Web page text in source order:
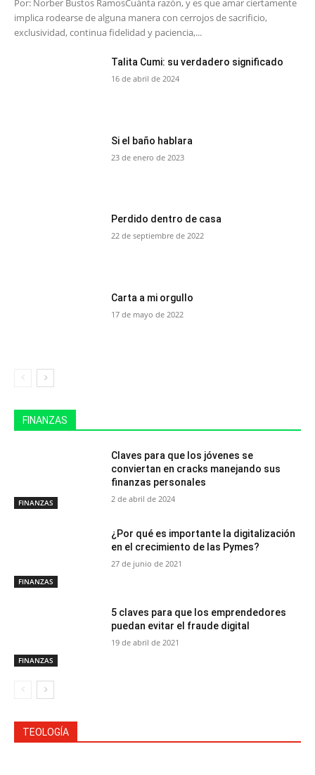
Por: Norber Bustos RamosCuánta razón, y es que amar ciertamente
implica rodearse de alguna manera con cerrojos de sacrificio,
exclusividad, continua fidelidad y paciencia,...
Talita Cumi: su verdadero significado
16 de abril de 2024
Si el baño hablara
23 de enero de 2023
Perdido dentro de casa
22 de septiembre de 2022
Carta a mi orgullo
17 de mayo de 2022
FINANZAS
FINANZAS
Claves para que los jóvenes se
conviertan en cracks manejando sus
finanzas personales
2 de abril de 2024
FINANZAS
¿Por qué es importante la digitalización
en el crecimiento de las Pymes?
27 de junio de 2021
FINANZAS
5 claves para que los emprendedores
puedan evitar el fraude digital
19 de abril de 2021
TEOLOGÍA